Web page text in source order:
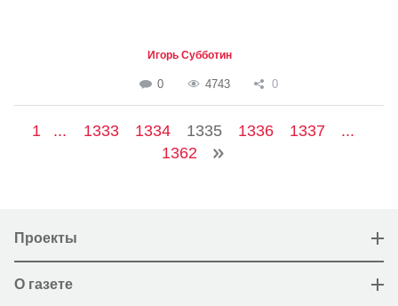
Игорь Субботин
0 4743 0
1 ... 1333 1334 1335 1336 1337
...
1362
Проекты
О газете